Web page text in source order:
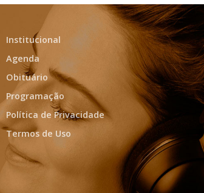
Institucional
Agenda
Obituário
Programação
Política de Privacidade
Termos de Uso